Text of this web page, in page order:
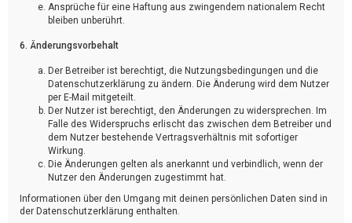
Ansprüche für eine Haftung aus zwingendem nationalem Recht
bleiben unberührt.
6. Änderungsvorbehalt
Der Betreiber ist berechtigt, die Nutzungsbedingungen und die
Datenschutzerklärung zu ändern. Die Änderung wird dem Nutzer
per E-Mail mitgeteilt.
Der Nutzer ist berechtigt, den Änderungen zu widersprechen. Im
Falle des Widerspruchs erlischt das zwischen dem Betreiber und
dem Nutzer bestehende Vertragsverhältnis mit sofortiger
Wirkung.
Die Änderungen gelten als anerkannt und verbindlich, wenn der
Nutzer den Änderungen zugestimmt hat.
Informationen über den Umgang mit deinen persönlichen Daten sind in
der Datenschutzerklärung enthalten.